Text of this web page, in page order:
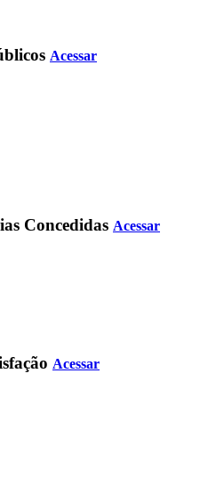
Acessar
Concedidas Acessar
Acessar